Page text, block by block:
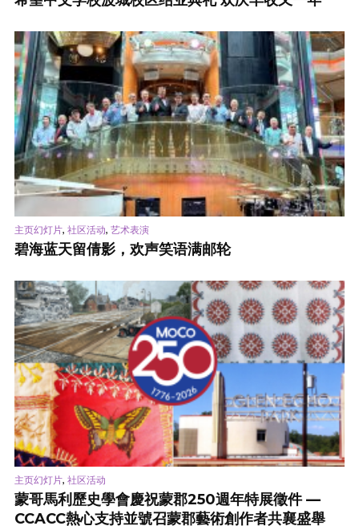
主页幻灯片, 社区活动, 艺术表演
碧海蓝天留倩影，欢声笑语满邮轮
主页幻灯片, 社区活动
蒙哥馬利歷史學會慶祝蒙郡250週年特展徵件 —
CCACC熱心支持並號召蒙郡藝術創作者共襄盛舉